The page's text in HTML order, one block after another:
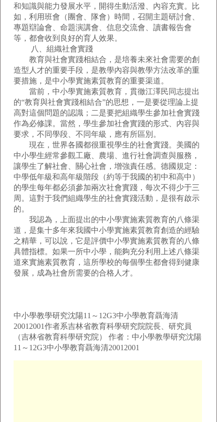
和知識與能力發展水平，開得生動活潑、內容充實。比
如，利用班會（團會、隊會）時間，召開主題研討會、
專題辯論會、命題演講會、信息交流會、讀書報告會
等，都會收到良好的育人效果。
八、組織社會實踐
教育與社會實踐相結合，是培養未來社會需要的創
造型人才的重要手段，是教學內容與教學方法改革的重
要措施，是中小學實施素質教育的重要渠道。
當前，中小學實施素質教育，貫徹江澤民同志提出
的“教育與社會實踐相結合”的思想，一是要從理論上提
高對這個問題的認識；二是要把組織學生參加社會實踐
作為必修課。當然，學生參加社會實踐的形式、內容與
要求，不同學段、不同年級，應有所區別。
現在，世界各國都很重視學生的社會實踐。美國的
中小學生經常參觀工廠、農場、進行社會調查與服務，
讓學生了解社會、關心社會，增強責任感。德國規定：
中學低年級和高年級階段（約等于我國的初中和高中）
的學生每年都必須參加兩次社會實踐，每次不得少于三
周。這對于我們組織學生的社會實踐活動，是很有啟示
的。
我認為，上面提出的中小學實施素質教育的八條渠
道，是集十多年來我國中小學實施素質教育創造的經驗
之精華，可以說，它是評價中小學實施素質教育的八條
具體指標。如果一所中小學，能夠充分利用上述八條渠
道來實施素質教育，這所學校的每個學生都會得到健康
發展，成為社會所需要的合格人才。
中小學教學研究沈陽11～12G3中小學教育聶海清
20012001作者系吉林省教育科學研究院院長、研究員
（吉林省教育科學研究院） 作者：中小學教學研究沈陽
11～12G3中小學教育聶海清20012001